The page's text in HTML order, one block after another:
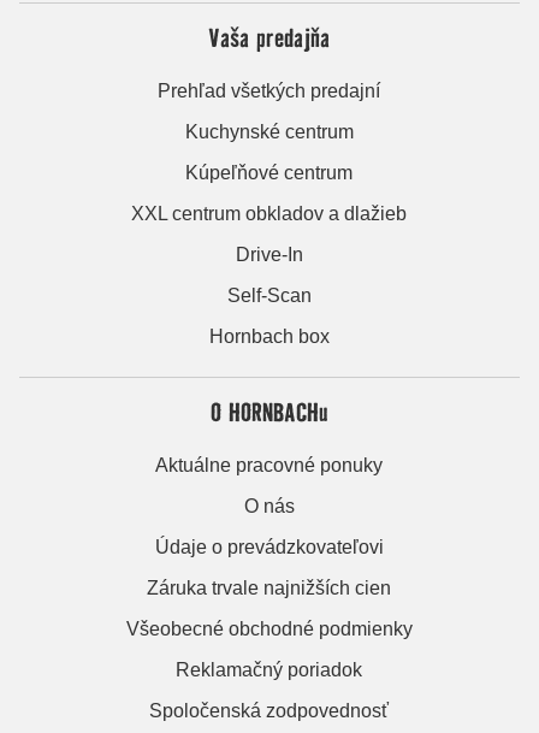
Vaša predajňa
Prehľad všetkých predajní
Kuchynské centrum
Kúpeľňové centrum
XXL centrum obkladov a dlažieb
Drive-In
Self-Scan
Hornbach box
O HORNBACHu
Aktuálne pracovné ponuky
O nás
Údaje o prevádzkovateľovi
Záruka trvale najnižších cien
Všeobecné obchodné podmienky
Reklamačný poriadok
Spoločenská zodpovednosť